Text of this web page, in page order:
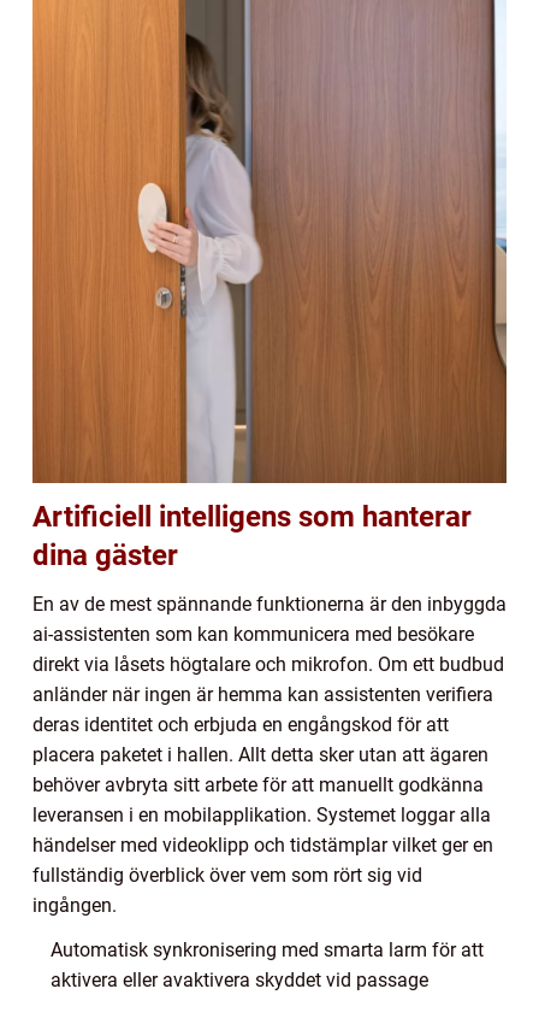
Artificiell intelligens som hanterar
dina gäster
En av de mest spännande funktionerna är den inbyggda
ai-assistenten som kan kommunicera med besökare
direkt via låsets högtalare och mikrofon. Om ett budbud
anländer när ingen är hemma kan assistenten verifiera
deras identitet och erbjuda en engångskod för att
placera paketet i hallen. Allt detta sker utan att ägaren
behöver avbryta sitt arbete för att manuellt godkänna
leveransen i en mobilapplikation. Systemet loggar alla
händelser med videoklipp och tidstämplar vilket ger en
fullständig överblick över vem som rört sig vid
ingången.
Automatisk synkronisering med smarta larm för att
aktivera eller avaktivera skyddet vid passage